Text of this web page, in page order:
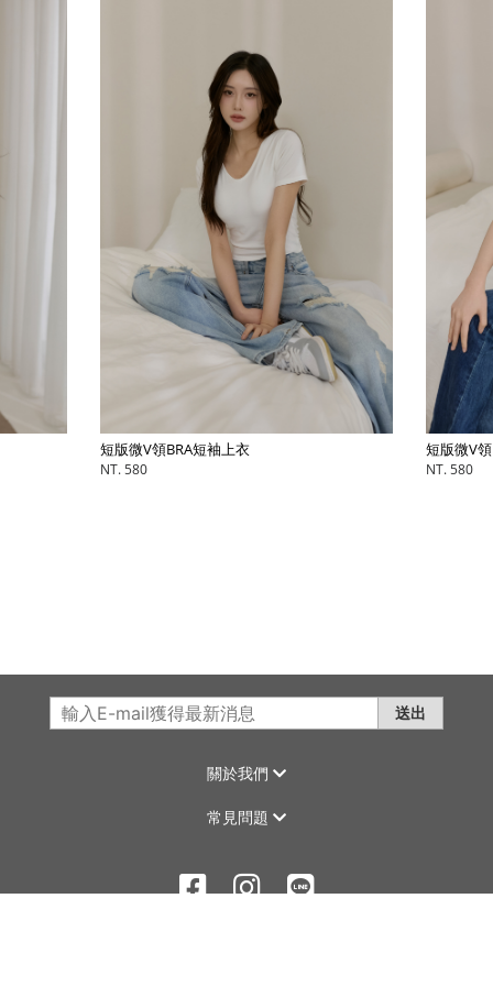
短版微V領BRA短袖上衣
NT. 580
短版
NT.
送出
關於我們
常見問題